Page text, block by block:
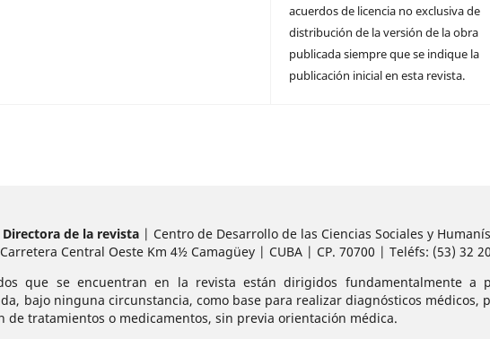
acuerdos de licencia no exclusiva de
distribución de la versión de la obra
publicada siempre que se indique la
publicación inicial en esta revista.
Directora de la revista | Centro de Desarrollo de las Ciencias Sociales y
Central Oeste Km 4½ Camagüey | CUBA | CP. 70700 | Teléfs: (53) 32
que se encuentran en la revista están dirigidos fundamentalmente a
bajo ninguna circunstancia, como base para realizar diagnósticos
tratamientos o medicamentos, sin previa orientación médica.